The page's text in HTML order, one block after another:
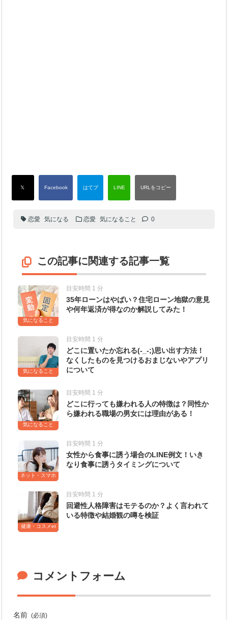
恋愛 気になる 恋愛 気になること 0
この記事に関連する記事一覧
気になること
目安時間 1 分
35年ローンはやばい？住宅ローン地獄の意見
や何年返済が得なのか解説してみた！
気になること
目安時間 1 分
どこに置いたか忘れる(-_-;)思い出す方法！
なくしたものを見つけるおまじないやアプリ
について
気になること
目安時間 1 分
どこに行っても嫌われる人の特徴は？同性か
ら嫌われる職場の男女には理由がある！
ネット・スマホ
etc
目安時間 1 分
女性から食事に誘う場合のLINE例文！いき
なり食事に誘うタイミングについて
健康・コスメet
c
目安時間 1 分
回避性人格障害はモテるのか？よく言われて
いる特徴や結婚観の噂を検証
コメントフォーム
名前 (必須)